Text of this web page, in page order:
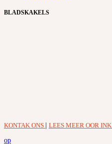
BLADSKAKELS
KONTAK ONS LEES MEER OOR INK
op